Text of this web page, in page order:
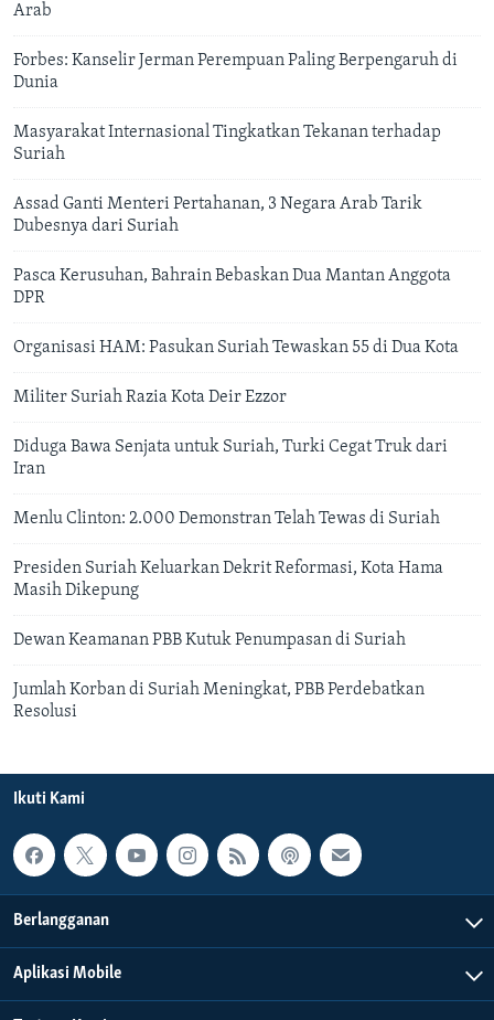
Arab
Forbes: Kanselir Jerman Perempuan Paling Berpengaruh di
Dunia
Masyarakat Internasional Tingkatkan Tekanan terhadap
Suriah
Assad Ganti Menteri Pertahanan, 3 Negara Arab Tarik
Dubesnya dari Suriah
Pasca Kerusuhan, Bahrain Bebaskan Dua Mantan Anggota
DPR
Organisasi HAM: Pasukan Suriah Tewaskan 55 di Dua Kota
Militer Suriah Razia Kota Deir Ezzor
Diduga Bawa Senjata untuk Suriah, Turki Cegat Truk dari
Iran
Menlu Clinton: 2.000 Demonstran Telah Tewas di Suriah
Presiden Suriah Keluarkan Dekrit Reformasi, Kota Hama
Masih Dikepung
Dewan Keamanan PBB Kutuk Penumpasan di Suriah
Jumlah Korban di Suriah Meningkat, PBB Perdebatkan
Resolusi
Ikuti Kami
Berlangganan
Aplikasi Mobile